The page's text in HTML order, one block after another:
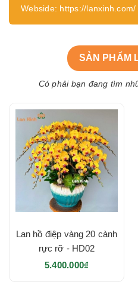
Webside: https://lanxinh.com/
SẢN PHẨM
Có phải bạn đang tìm
Lan hồ điệp vàng 20 cành
rực rỡ - HD02
5.400.000₫